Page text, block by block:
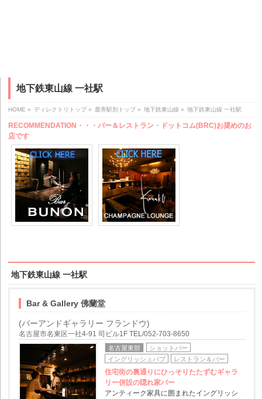
地下鉄東山線 一社駅
HOME » ディレクトリトップ » 最寄駅別トップ » 地下鉄東山線 » 地下鉄東山線 一社駅
RECOMMENDATION・・・バー＆レストラン・ドットコム(BRC)お奨めのお
店です
地下鉄東山線 一社駅
Bar & Gallery 佛蘭堂
(バーアンドギャラリー フランドウ)
名古屋市名東区一社4-91 司ビル1F TEL/052-703-8650
名古屋東部
ショットバー
イングリッシュパブ
レストラン＆バー
住宅街の裏通りにひっそりたたずむギャラ
リー併設の隠れ家バー
アンティーク家具に囲まれたイングリッシ